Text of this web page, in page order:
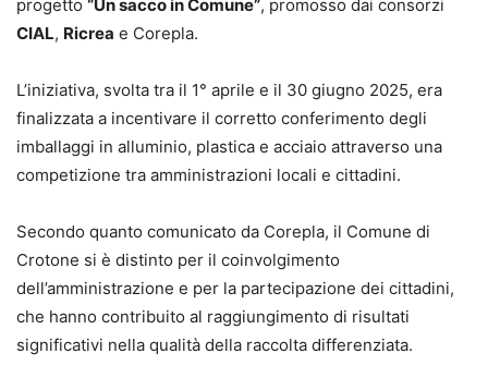
progetto “Un sacco in Comune”, promosso dai consorzi
CIAL, Ricrea e Corepla.
L’iniziativa, svolta tra il 1° aprile e il 30 giugno 2025, era
finalizzata a incentivare il corretto conferimento degli
imballaggi in alluminio, plastica e acciaio attraverso una
competizione tra amministrazioni locali e cittadini.
Secondo quanto comunicato da Corepla, il Comune di
Crotone si è distinto per il coinvolgimento
dell’amministrazione e per la partecipazione dei cittadini,
che hanno contribuito al raggiungimento di risultati
significativi nella qualità della raccolta differenziata.